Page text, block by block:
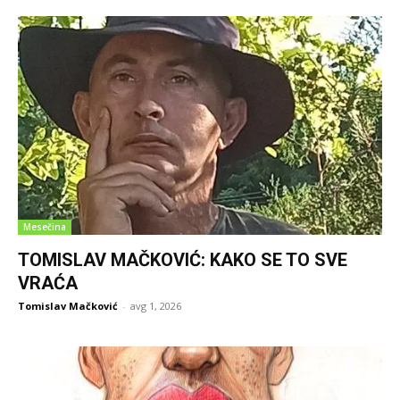
Mesečina
TOMISLAV MAČKOVIĆ: KAKO SE TO SVE
VRAĆA
Tomislav Mačković - avg 1, 2026